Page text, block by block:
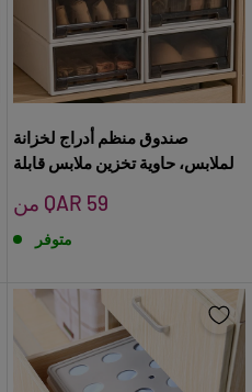
صندوق منظم أدراج لخزانة
الملابس، حاوية تخزين ملابس قابلة
والملابس الداخلية
سعر
البيع
من QAR 59
متوفر